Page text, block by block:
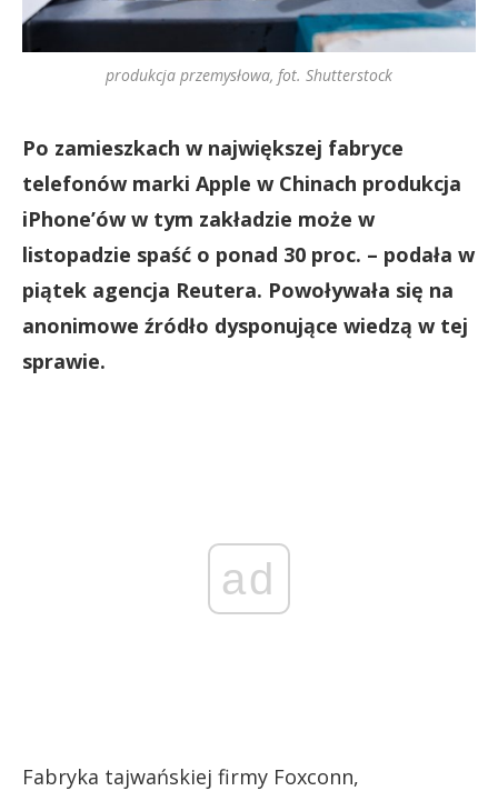
produkcja przemysłowa, fot. Shutterstock
Po zamieszkach w największej fabryce
telefonów marki Apple w Chinach produkcja
iPhone’ów w tym zakładzie może w
listopadzie spaść o ponad 30 proc. – podała w
piątek agencja Reutera. Powoływała się na
anonimowe źródło dysponujące wiedzą w tej
sprawie.
ad
Fabryka tajwańskiej firmy Foxconn,